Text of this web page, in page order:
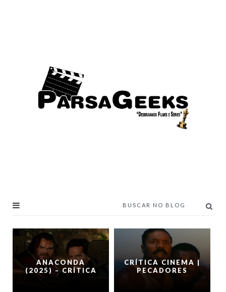
ANACONDA
(2025) – CRÍTICA
CRÍTICA CINEMA |
PECADORES